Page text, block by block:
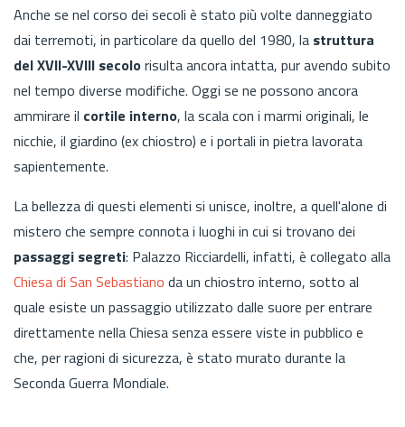
Anche se nel corso dei secoli è stato più volte danneggiato
dai terremoti, in particolare da quello del 1980, la struttura
del XVII-XVIII secolorisulta ancora intatta, pur avendo subito
nel tempo diverse modifiche. Oggi se ne possono ancora
ammirare il cortile interno, la scala con i marmi originali, le
nicchie, il giardino (ex chiostro) e i portali in pietra lavorata
sapientemente.
La bellezza di questi elementi si unisce, inoltre, a quell'alone di
mistero che sempre connota i luoghi in cui si trovano dei
passaggi segreti: Palazzo Ricciardelli, infatti, è collegato alla
Chiesa di San Sebastiano da un chiostro interno, sotto al
quale esiste un passaggio utilizzato dalle suore per entrare
direttamente nella Chiesa senza essere viste in pubblico e
che, per ragioni di sicurezza, è stato murato durante la
Seconda Guerra Mondiale.